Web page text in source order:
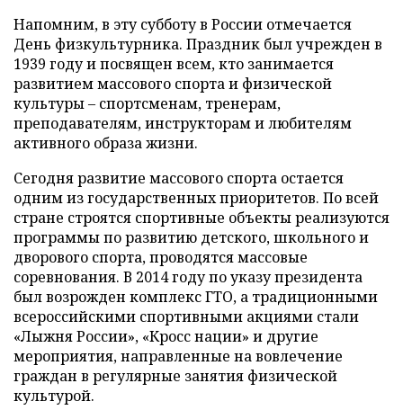
Напомним, в эту субботу в России отмечается
День физкультурника. Праздник был учрежден в
1939 году и посвящен всем, кто занимается
развитием массового спорта и физической
культуры – спортсменам, тренерам,
преподавателям, инструкторам и любителям
активного образа жизни.
Сегодня развитие массового спорта остается
одним из государственных приоритетов. По всей
стране строятся спортивные объекты реализуются
программы по развитию детского, школьного и
дворового спорта, проводятся массовые
соревнования. В 2014 году по указу президента
был возрожден комплекс ГТО, а традиционными
всероссийскими спортивными акциями стали
«Лыжня России», «Кросс нации» и другие
мероприятия, направленные на вовлечение
граждан в регулярные занятия физической
культурой.